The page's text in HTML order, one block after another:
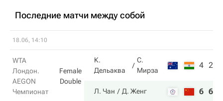
Последние матчи между собой
18.06, 14:10
WTA
Лондон.
AEGON
Чемпионат
Female
Double
К.
Дельаква
С.
Мирза
4 2
Л. Чан Д. Женг 6 6